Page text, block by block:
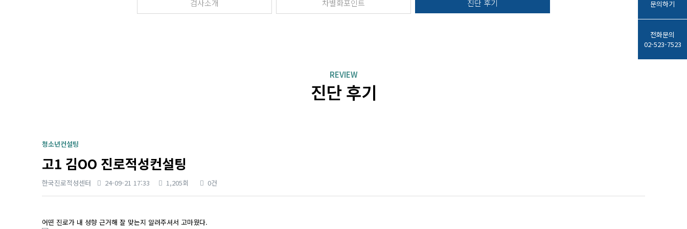
검사소개 차별화포인트 진단 후기
REVIEW
진단 후기
청소년컨설팅
고1 김OO 진로적성컨설팅
한국진로적성센터 24-09-21 17:33 1,205회 0건
본문
어떤 진로가 내 성향 근거해 잘 맞는지 알려주셔서 고마웠다.
문의하기
전화문의
02-523-7523